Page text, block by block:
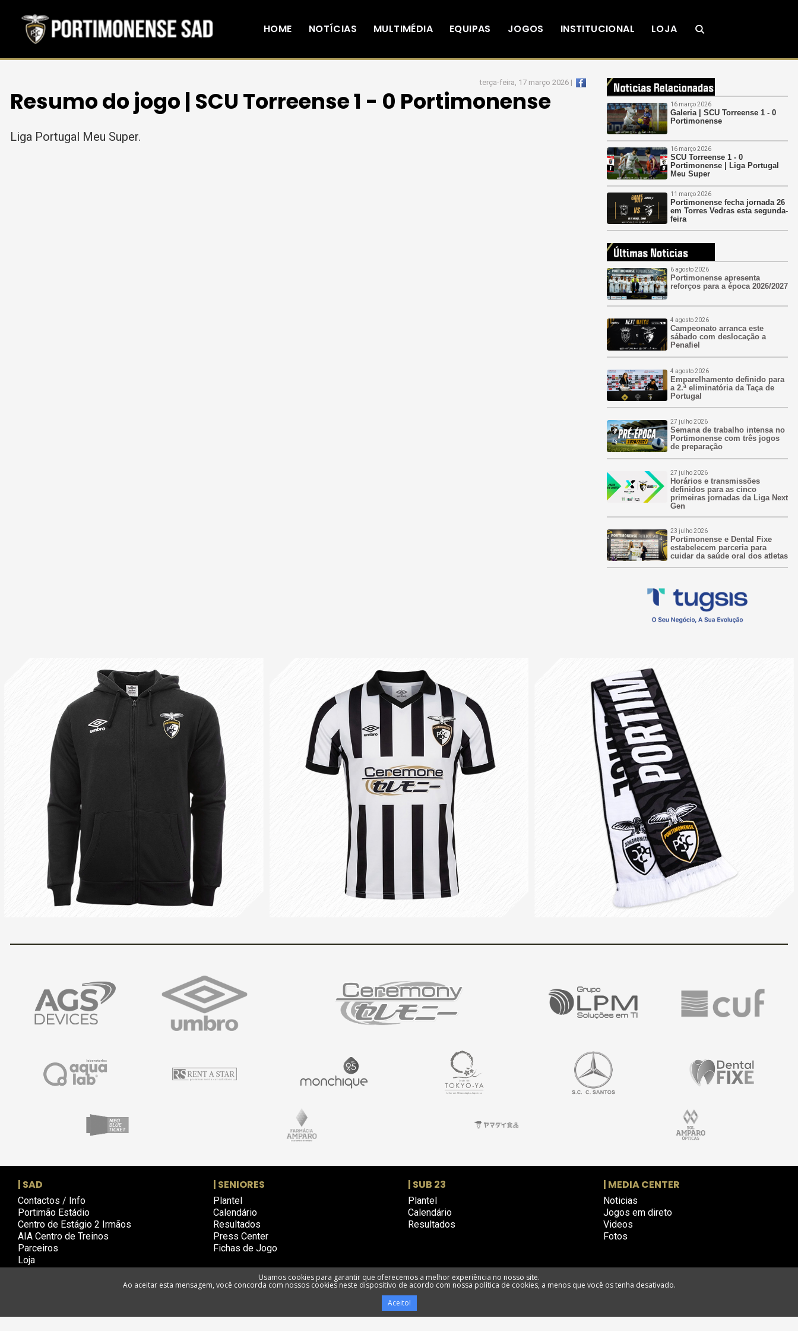
HOME NOTÍCIAS MULTIMÉDIA EQUIPAS JOGOS INSTITUCIONAL LOJA
terça-feira, 17 março 2026 |
Resumo do jogo | SCU Torreense 1 - 0 Portimonense
Liga Portugal Meu Super.
16 março 2026
Galeria | SCU Torreense 1 - 0
Portimonense
16 março 2026
SCU Torreense 1 - 0
Portimonense | Liga Portugal
Meu Super
11 março 2026
Portimonense fecha jornada 26
em Torres Vedras esta segunda-
feira
6 agosto 2026
Portimonense apresenta
reforços para a época 2026/2027
4 agosto 2026
Campeonato arranca este
sábado com deslocação a
Penafiel
4 agosto 2026
Emparelhamento definido para
a 2.ª eliminatória da Taça de
Portugal
27 julho 2026
Semana de trabalho intensa no
Portimonense com três jogos
de preparação
27 julho 2026
Horários e transmissões
definidos para as cinco
primeiras jornadas da Liga Next
Gen
23 julho 2026
Portimonense e Dental Fixe
estabelecem parceria para
cuidar da saúde oral dos atletas
| SAD
Contactos / Info
Portimão Estádio
Centro de Estágio 2 Irmãos
AIA Centro de Treinos
Parceiros
Loja
| SENIORES
Plantel
Calendário
Resultados
Press Center
Fichas de Jogo
| SUB 23
Plantel
Calendário
Resultados
| MEDIA CENTER
Noticias
Jogos em direto
Videos
Fotos
Política de privacidade Termos e condições Utilização de cookies Livro de Reclamações
Portimonense Futebol SAD @ Todos os direitos reservados
Usamos cookies para garantir que oferecemos a melhor experiência no nosso site.
Ao aceitar esta mensagem, você concorda com nossos cookies neste dispositivo de acordo com nossa política de cookies, a menos que você os tenha desativado.
Aceito!